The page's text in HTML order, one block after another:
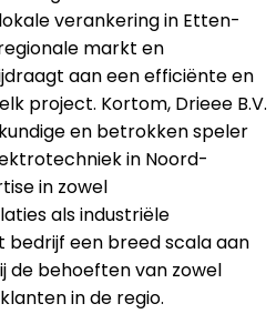
verankering in Etten-
markt en
aan een efficiënte en
project. Kortom, Drieee B.V.
en betrokken speler
in Noord-
in zowel
als industriële
een breed scala aan
de behoeften van zowel
in de regio.